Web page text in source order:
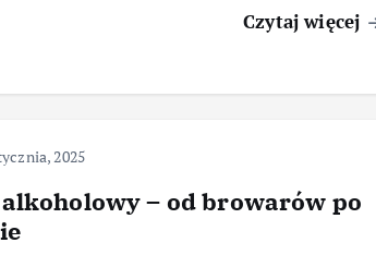
Czytaj więcej
2025
alkoholowy – od browarów po